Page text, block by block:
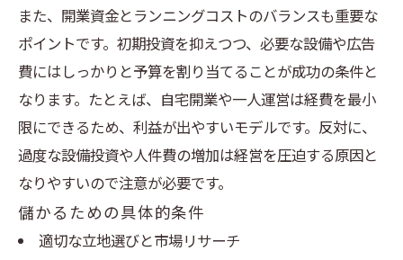
また、開業資金とランニングコストのバランスも重要な
ポイントです。初期投資を抑えつつ、必要な設備や広告
費にはしっかりと予算を割り当てることが成功の条件と
なります。たとえば、自宅開業や一人運営は経費を最小
限にできるため、利益が出やすいモデルです。反対に、
過度な設備投資や人件費の増加は経営を圧迫する原因と
なりやすいので注意が必要です。
儲かるための具体的条件
適切な立地選びと市場リサーチ